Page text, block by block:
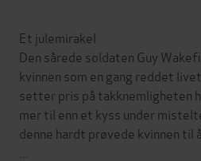
Et julemirakel
Den sårede soldaten Guy
kvinnen som en gang reddet
setter pris på takknemligheten
mer til enn et kyss under
denne hardt prøvede kvinnen